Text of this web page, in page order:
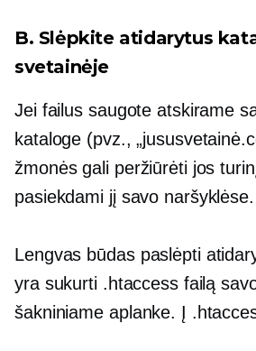
B. Slėpkite atidarytus
svetainėje
Jei failus saugote atskirame
kataloge (pvz.,
žmonės gali peržiūrėti jos
pasiekdami jį savo naršyklėse.
Lengvas būdas paslėpti
yra sukurti .htaccess failą
šakniniame aplanke. Į